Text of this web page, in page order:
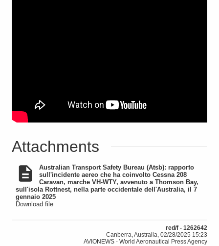
Attachments
Australian Transport Safety Bureau (Atsb): rapporto
sull'incidente aereo che ha coinvolto Cessna 208
Caravan, marche VH-WTY, avvenuto a Thomson Bay,
sull'isola Rottnest, nella parte occidentale dell'Australia, il 7
gennaio 2025
Download file
red/f - 1262642
Canberra, Australia, 02/28/2025 15:23
AVIONEWS - World Aeronautical Press Agency